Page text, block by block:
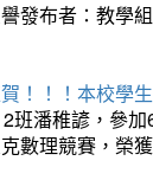
發布者：教學組
！！！本校學
班潘稚諺，參
數理競賽，榮